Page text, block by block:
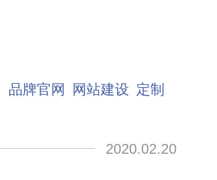
品牌官网 网站建设 定制
2020.02.20